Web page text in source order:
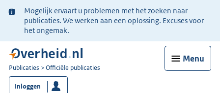
Ter
informatie:
Mogelijk ervaart u problemen met het zoeken naar
publicaties. We werken aan een oplossing. Excuses voor
het ongemak.
Menu
U
bent
nu
Publicaties Officiële publicaties
Inloggen